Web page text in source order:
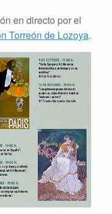
en directo por el
Torreón de Lozoya.